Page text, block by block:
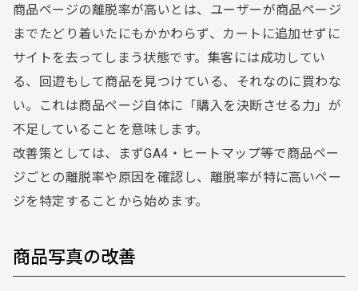
商品ページの離脱率が高いとは、ユーザーが商品ページ
までたどり着いたにもかかわらず、カートに追加せずに
サイトを去ってしまう状態です。集客には成功してい
る、回遊もして商品を見つけている、それなのに買わな
い。これは商品ページ自体に「購入を決断させる力」が
不足していることを意味します。
改善策としては、まずGA4・ヒートマップ等で商品ペー
ジごとの離脱率や原因を確認し、離脱率が特に高いペー
ジを特定することから始めます。
商品写真の改善